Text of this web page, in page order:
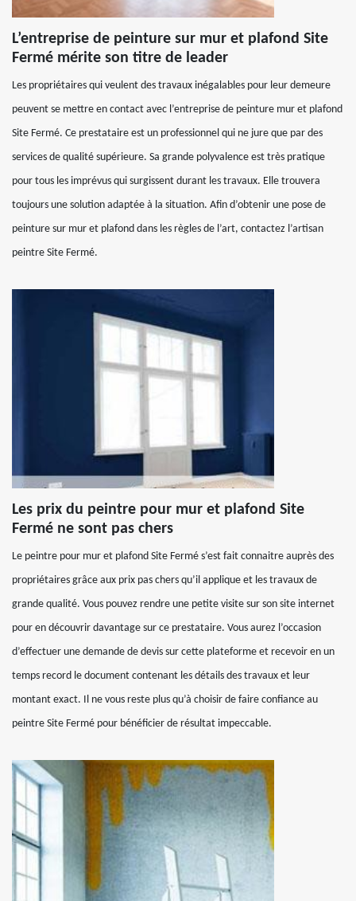
L’entreprise de peinture sur mur et plafond Site
Fermé mérite son titre de leader
Les propriétaires qui veulent des travaux inégalables pour leur demeure
peuvent se mettre en contact avec l’entreprise de peinture mur et plafond
Site Fermé. Ce prestataire est un professionnel qui ne jure que par des
services de qualité supérieure. Sa grande polyvalence est très pratique
pour tous les imprévus qui surgissent durant les travaux. Elle trouvera
toujours une solution adaptée à la situation. Afin d’obtenir une pose de
peinture sur mur et plafond dans les règles de l’art, contactez l’artisan
peintre Site Fermé.
Les prix du peintre pour mur et plafond Site
Fermé ne sont pas chers
Le peintre pour mur et plafond Site Fermé s’est fait connaitre auprès des
propriétaires grâce aux prix pas chers qu’il applique et les travaux de
grande qualité. Vous pouvez rendre une petite visite sur son site internet
pour en découvrir davantage sur ce prestataire. Vous aurez l’occasion
d’effectuer une demande de devis sur cette plateforme et recevoir en un
temps record le document contenant les détails des travaux et leur
montant exact. Il ne vous reste plus qu’à choisir de faire confiance au
peintre Site Fermé pour bénéficier de résultat impeccable.